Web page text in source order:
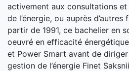
activement aux consultations et
de l’énergie, ou auprès
partir de 1991, ce bachelier en
oeuvré en efficacité
et Power Smart avant de
gestion de l’énergie Finet